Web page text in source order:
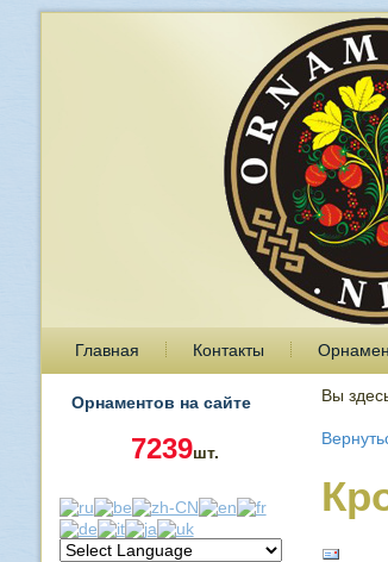
Главная Контакты
Орнаментов на сайте
7239шт.
Вы